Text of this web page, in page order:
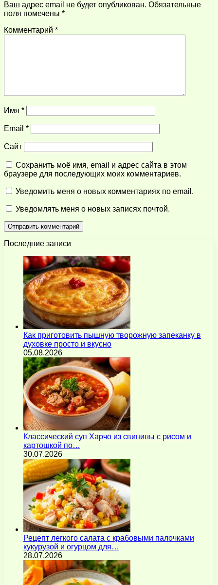
Ваш адрес email не будет опубликован. Обязательные
поля помечены *
Комментарий *
Имя *
Email *
Сайт
Сохранить моё имя, email и адрес сайта в этом
браузере для последующих моих комментариев.
Уведомить меня о новых комментариях по email.
Уведомлять меня о новых записях почтой.
Последние записи
Как приготовить пышную творожную запеканку в
духовке просто и вкусно
05.08.2026
Классический суп Харчо из свинины с рисом и
картошкой по…
30.07.2026
Рецепт легкого салата с крабовыми палочками
кукурузой и огурцом для…
28.07.2026